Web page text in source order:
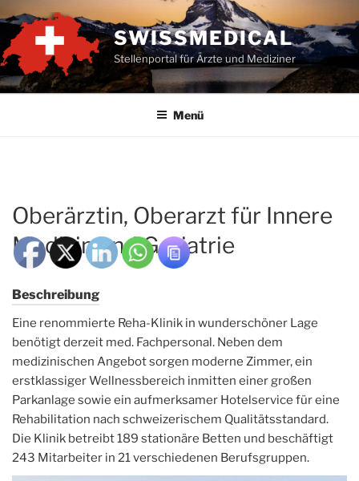
Inhalt
springen
SWISSMEDICAL
Stellenportal für Ärzte und Mediziner
Menü
Oberärztin, Oberarzt für Innere
Medizin und Geriatrie
Beschreibung
Eine renommierte Reha-Klinik in wunderschöner Lage
benötigt derzeit med. Fachpersonal. Neben dem
medizinischen Angebot sorgen moderne Zimmer, ein
erstklassiger Wellnessbereich inmitten einer großen
Parkanlage sowie ein aufmerksamer Hotelservice für eine
Rehabilitation nach schweizerischem Qualitätsstandard.
Die Klinik betreibt 189 stationäre Betten und beschäftigt
243 Mitarbeiter in 21 verschiedenen Berufsgruppen.